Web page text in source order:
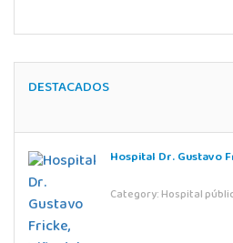
DESTACADOS
Hospital Dr. Gustavo
Category:Hospital